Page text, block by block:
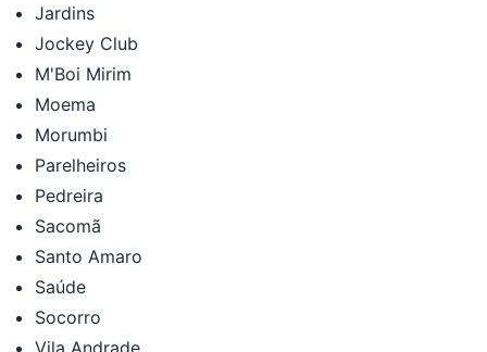
Jardins
Jockey Club
M'Boi Mirim
Moema
Morumbi
Parelheiros
Pedreira
Sacomã
Santo Amaro
Saúde
Socorro
Vila Andrade